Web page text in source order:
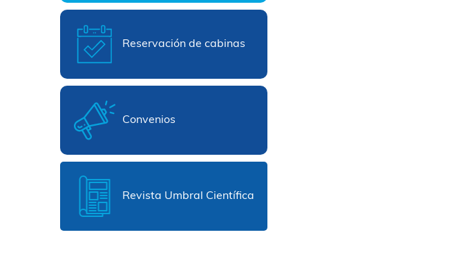
Reservación de cabinas
Convenios
Revista Umbral Científica